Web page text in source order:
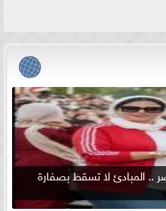
.. المبادئ لا تسقط بصفارة